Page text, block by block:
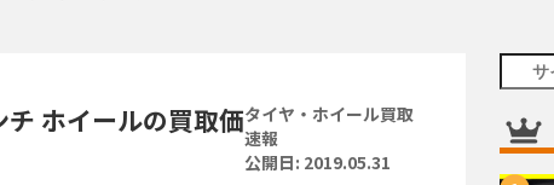
チ ホイールの買取価タイヤ・ホイール買取
速報
公開日: 2019.05.31